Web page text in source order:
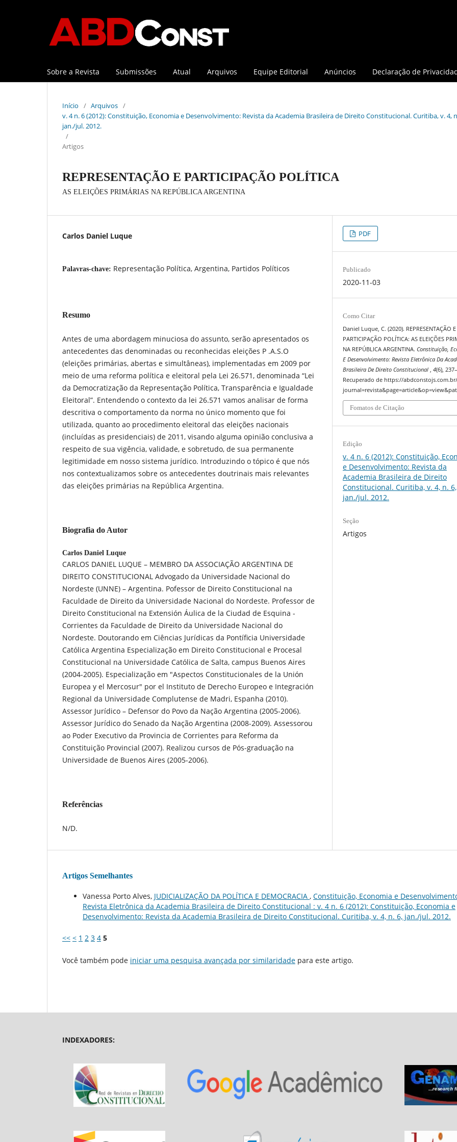
Sobre a Revista Submissões Atual Arquivos Equipe Editorial Anúncios Declaração de
Início / Arquivos /
v. 4 n. 6 (2012): Constituição, Economia e Desenvolvimento: Revista da Academia Brasileira de Direito Constitucional. Curitiba, v. 4,
jan./jul. 2012.
/
Artigos
REPRESENTAÇÃO E PARTICIPAÇÃO POLÍTICA
AS ELEIÇÕES PRIMÁRIAS NA REPÚBLICA ARGENTINA
Carlos Daniel Luque
Palavras-chave: Representação Política, Argentina, Partidos Políticos
Resumo
Antes de uma abordagem minuciosa do assunto, serão apresentados os
antecedentes das denominadas ou reconhecidas eleições P .A.S.O
(eleições primárias, abertas e simultâneas), implementadas em 2009 por
meio de uma reforma política e eleitoral pela Lei 26.571, denominada “Lei
da Democratização da Representação Política, Transparência e Igualdade
Eleitoral”. Entendendo o contexto da lei 26.571 vamos analisar de forma
descritiva o comportamento da norma no único momento que foi
utilizada, quanto ao procedimento eleitoral das eleições nacionais
(incluídas as presidenciais) de 2011, visando alguma opinião conclusiva a
respeito de sua vigência, validade, e sobretudo, de sua permanente
legitimidade em nosso sistema jurídico. Introduzindo o tópico é que nós
nos contextualizamos sobre os antecedentes doutrinais mais relevantes
das eleições primárias na República Argentina.
Biografia do Autor
Carlos Daniel Luque
CARLOS DANIEL LUQUE – MEMBRO DA ASSOCIAÇÃO ARGENTINA DE
DIREITO CONSTITUCIONAL Advogado da Universidade Nacional do
Nordeste (UNNE) – Argentina. Pofessor de Direito Constitucional na
Faculdade de Direito da Universidade Nacional do Nordeste. Professor de
Direito Constitucional na Extensión Áulica de la Ciudad de Esquina -
Corrientes da Faculdade de Direito da Universidade Nacional do
Nordeste. Doutorando em Ciências Jurídicas da Pontíficia Universidade
Católica Argentina Especialização em Direito Constitucional e Procesal
Constitucional na Universidade Católica de Salta, campus Buenos Aires
(2004-2005). Especialização em "Aspectos Constitucionales de la Unión
Europea y el Mercosur" por el Instituto de Derecho Europeo e Integración
Regional da Universidade Complutense de Madri, Espanha (2010).
Assessor Jurídico – Defensor do Povo da Nação Argentina (2005-2006).
Assessor Jurídico do Senado da Nação Argentina (2008-2009). Assessorou
ao Poder Executivo da Provincia de Corrientes para Reforma da
Constituição Provincial (2007). Realizou cursos de Pós-graduação na
Universidade de Buenos Aires (2005-2006).
Referências
N/D.
PDF
Publicado
2020-11-03
Como Citar
Daniel Luque, C. (2020). REPRESENTAÇÃO E
PARTICIPAÇÃO POLÍTICA: AS ELEIÇÕES
NA REPÚBLICA ARGENTINA.Constituição,
E Desenvolvimento: Revista Eletrônica Da
Brasileira De Direito Constitucional,4(6),
Recuperado de https://
Fomatos de Citação
Edição
v. 4 n. 6 (2012): Constituição,
e Desenvolvimento: Revista da
Academia Brasileira de Direito
Constitucional. Curitiba, v. 4, n. 6,
jan./jul. 2012.
Seção
Artigos
Artigos Semelhantes
Vanessa Porto Alves, JUDICIALIZAÇÃO DA POLÍTICA E DEMOCRACIA , Constituição, Economia e
Revista Eletrônica da Academia Brasileira de Direito Constitucional : v. 4 n. 6 (2012): Constituição, Economia e
Desenvolvimento: Revista da Academia Brasileira de Direito Constitucional. Curitiba, v. 4, n. 6, jan./jul. 2012.
<< < 1 2 3 4 5
Você também pode iniciar uma pesquisa avançada por similaridade para este artigo.
INDEXADORES: